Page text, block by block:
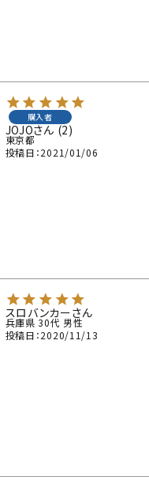
購入者
JOJO 2
東京都
投稿日 2021/01/06
スロバンカー
兵庫県 30代 男性
投稿日 2020/11/13